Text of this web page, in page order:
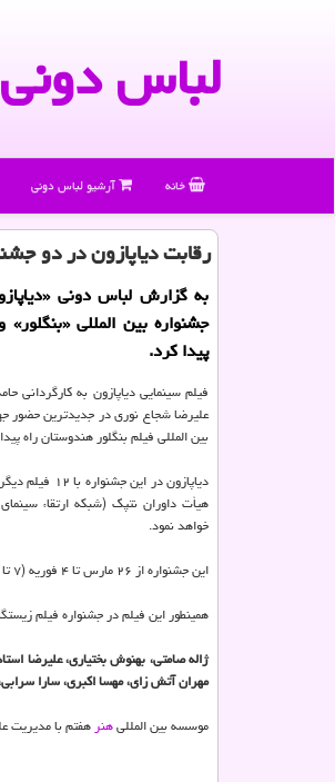
لباس دونی
خانه آرشیو لباس دونی
رقابت دیاپازون در دو
به گزارش لباس دونی
جشنواره بین المللی
پیدا كرد.
فیلم سینمایی دیاپازون به كارگردانی
علیرضا شجاع نوری در جدیدترین حضور
بین المللی فیلم بنگلور هندوستان راه
دیاپازون در
هیأت داوران نتپك (شبكه ارتقاء
خواهد نمود.
این جشنواره از ۲۶ مارس تا ۴ فوریه (۷ تا ۱۴ اسفند در شهر بنگلور هندوستان برگزار می شود.
همینطور این فیلم در جشنواره فیلم زیستگاه هندوستان كه از ۱۳ تا ۲۲ مارس (۲۳ اسفند تا ۳ فروردین سال ۱۳۹۹) در
ژاله صامتی، بهنوش بختیاری، علیرضا
مهران آتش زای، مهسا اكبری، سارا
موسسه بین المللیهنرهفتم با مدیریت